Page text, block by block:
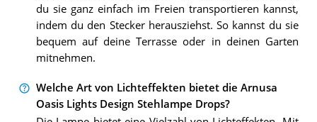
du sie ganz einfach im Freien transportieren kannst,
indem du den Stecker herausziehst. So kannst du sie
bequem auf deine Terrasse oder in deinen Garten
mitnehmen.
Welche Art von Lichteffekten bietet die Arnusa
Oasis Lights Design Stehlampe Drops?